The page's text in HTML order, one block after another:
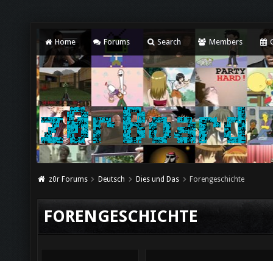
Home Forums Search Members
z0r Forums Deutsch Dies und Das Forengeschichte
FORENGESCHICHTE